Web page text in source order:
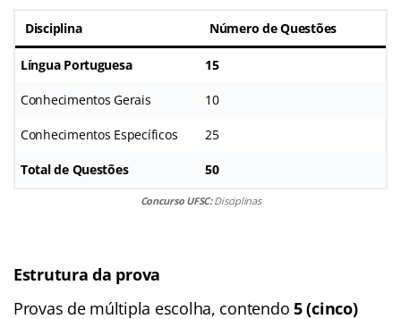
Disciplina Número de Questões
Língua Portuguesa 15
Conhecimentos Gerais 10
Conhecimentos Específicos 25
Total de Questões 50
Concurso UFSC:Disciplinas
Estrutura da prova
Provas de múltipla escolha, contendo5 (cinco)